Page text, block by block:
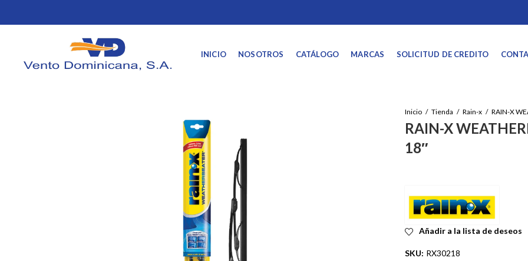
INICIO NOSOTROS CATÁLOGO MARCAS SOLICITUD DE CREDITO
Inicio Tienda Rain-x
RAIN-X
18″
Añadir a la lista de deseos
SKU: RX30218